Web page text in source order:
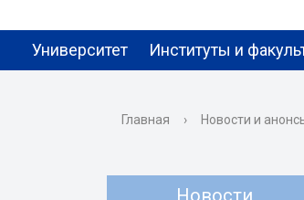
Университет Институты и
Главная › Новости и
Новости